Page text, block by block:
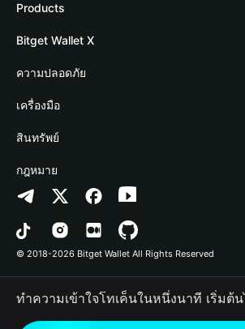
เกี่ยวกับ Bitget Wallet
Blog
Academy
ข่าวสารด้านคริปโต
ศูนย์ช่วยเหลือ
ติดต่อเรา
ทรัพยากรข้อมูลของแบรนด์
อาชีพ
Products
Crypto Card
Stablecoin Earn
Payfi Crypto
Crypto Swap API
Altcoin Season Index
Prediction Markets
DApp
RWA
Bitget Wallet X
นักพัฒนา
เชื่อมต่อ Wallet
Bitget Wallet Pay
ลิสต์โปรเจกต์
ความปลอดภัย
Protection Fund
เทคโนโลยีความปลอดภัย
เครื่องมือ
ซื้อคริปโต
การตรวจจับการอนุญาต
การตรวจจับสัญญา
การโอนเป็นชุด
สินทรัพย์
Arbitrum
Avalanche
Bitcoin
Polygon
กฎหมาย
นโยบายความเป็นส่วนตัว
ข้อตกลงในการใช้บริการ
© 2018-2026 Bitget Wallet All Rights Reserved
ทำความเข้าใจโทเค็นในหนึ่งนาที เริ่มต้